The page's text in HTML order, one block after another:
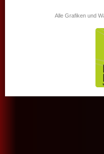
Alle Grafiken und